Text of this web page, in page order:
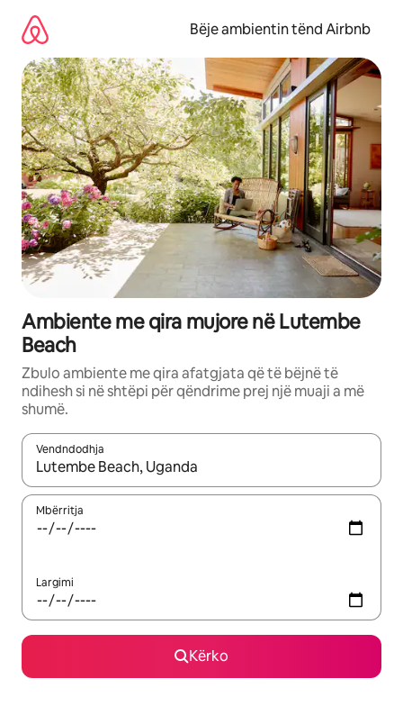
përmbajtja
Bëje ambientin tënd Airbnb
Ambiente me qira mujore në Lutembe
Beach
Zbulo ambiente me qira afatgjata që të bëjnë të
ndihesh si në shtëpi për qëndrime prej një muaji a më
shumë.
Vendndodhja
Kur rezultatet të jenë të disponueshme, lëviz me butonat e
Mbërritja
Largimi
Kërko